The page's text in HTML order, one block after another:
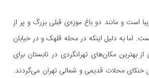
است و مانند دو باغ موزه‌ی قبلی بزرگ و پر از
اما به دلیل اینکه در محله قلهک و در خیابان
بهترین مکان‌های تهرانگردی در تابستان برای
خنکای محلات قدیمی و شمالی تهران می‌گردند.